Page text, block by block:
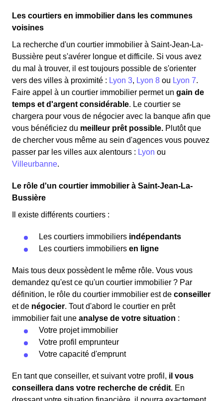
Les courtiers en immobilier dans les communes
voisines
La recherche d'un courtier immobilier à Saint-Jean-La-
Bussière peut s'avérer longue et difficile. Si vous avez
du mal à trouver, il est toujours possible de s'orienter
vers des villes à proximité : Lyon 3, Lyon 8 ou Lyon 7.
Faire appel à un courtier immobilier permet un gain de
temps et d'argent considérable. Le courtier se
chargera pour vous de négocier avec la banque afin que
vous bénéficiez du meilleur prêt possible. Plutôt que
de chercher vous même au sein d'agences vous pouvez
passer par les villes aux alentours : Lyon ou
Villeurbanne.
Le rôle d'un courtier immobilier à Saint-Jean-La-
Bussière
Il existe différents courtiers :
Les courtiers immobiliers indépendants
Les courtiers immobiliers en ligne
Mais tous deux possèdent le même rôle. Vous vous
demandez qu'est ce qu'un courtier immobilier ? Par
définition, le rôle du courtier immobilier est de conseiller
et de négocier. Tout d'abord le courtier en prêt
immobilier fait une analyse de votre situation :
Votre projet immobilier
Votre profil emprunteur
Votre capacité d'emprunt
En tant que conseiller, et suivant votre profil, il vous
conseillera dans votre recherche de crédit. En